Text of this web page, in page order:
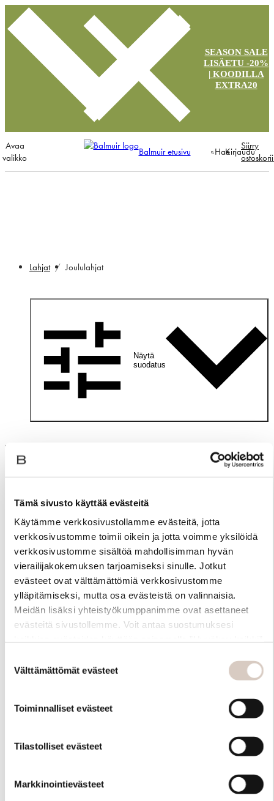
Tämä sivusto käyttää evästeitä
Käytämme verkkosivustollamme evästeitä, jotta
verkkosivustomme toimii oikein ja jotta voimme yksilöidä
verkkosivustomme sisältöä mahdollisimman hyvän
vierailijakokemuksen tarjoamiseksi sinulle. Jotkut
evästeet ovat välttämättömiä verkkosivustomme
ylläpitämiseksi, mutta osa evästeistä on valinnaisia.
Meidän lisäksi yhteistyökumppanimme ovat asettaneet
evästeitä sivustollemme. Voit antaa suostumuksesi
myöhemmin ”Evästeasetukset” -linkin kautta.
valinta
Välttämättömät evästeet
Toiminnalliset evästeet
Tilastolliset evästeet
Markkinointievästeet
SEASON SALE
LISÄETU -20%
| KOODILLA
EXTRA20
Avaa
valikko
Balmuir etusivu HaeKirjaudu
Siirry
Lahjat Joululahjat
Näytä
suodatus
Valitsemallasi haulla ei löytynyt tuotteita
Info